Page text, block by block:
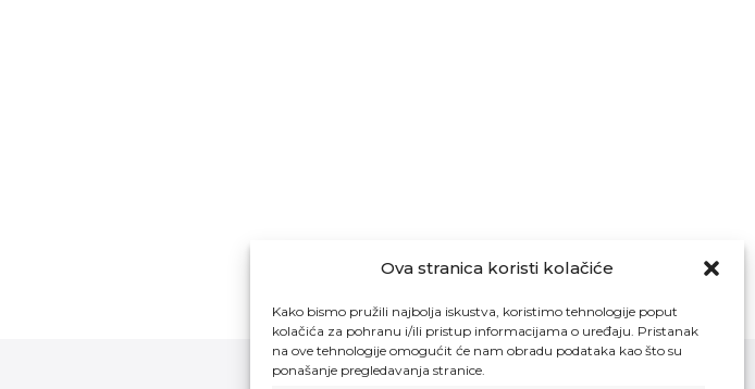
Ova stranica koristi kolačiće
Kako bismo pružili najbolja iskustva, koristimo tehnologije poput
kolačića za pohranu i/ili pristup informacijama o uređaju. Pristanak
na ove tehnologije omogućit će nam obradu podataka kao što su
ponašanje pregledavanja stranice.